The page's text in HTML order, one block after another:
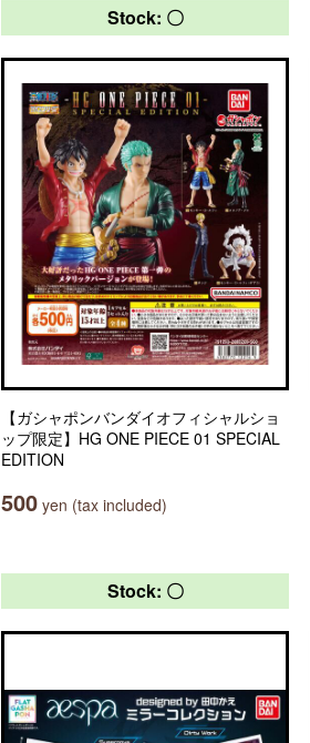
Stock: 〇
【ガシャポンバンダイオフィシャルショ
ップ限定】HG ONE PIECE 01 SPECIAL
EDITION
500 yen (tax included)
Stock: 〇